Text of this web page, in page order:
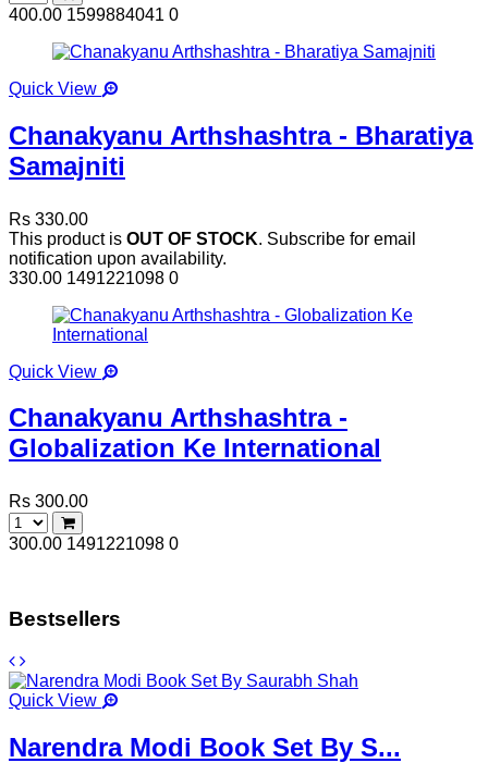
400.00 1599884041 0
Quick View
Chanakyanu Arthshashtra - Bharatiya
Samajniti
Rs 330.00
This product is OUT OF STOCK. Subscribe for email
notification upon availability.
330.00 1491221098 0
Quick View
Chanakyanu Arthshashtra -
Globalization Ke International
Rs 300.00
300.00 1491221098 0
Bestsellers
Quick View
Narendra Modi Book Set By S...